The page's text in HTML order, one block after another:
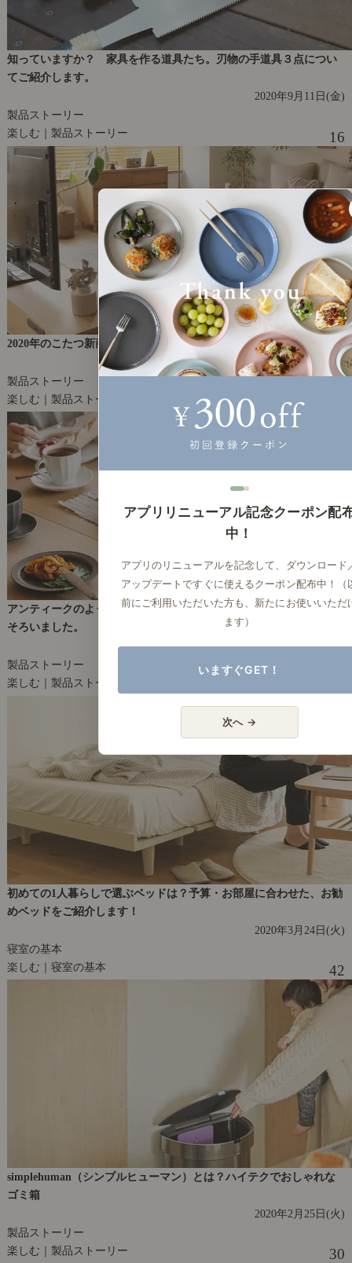
知っていますか？ 家具を作る道具たち。刃物の手道具３点につい
てご紹介します。
2020年9月11日(金)
製品ストーリー
楽しむ｜製品ストーリー
16
2020年のこたつ新商品を、一足早くご紹介します！
2020年8月28日(金)
製品ストーリー
楽しむ｜製品ストーリー
アンティークのような趣のある食器「エイシェントポタリー」が出
そろいました。
2020年8月25日(火)
製品ストーリー
楽しむ｜製品ストーリー
初めての1人暮らしで選ぶベッドは？予算・お部屋に合わせた、お勧
めベッドをご紹介します！
2020年3月24日(火)
寝室の基本
楽しむ｜寝室の基本
42
simplehuman（シンプルヒューマン）とは？ハイテクでおしゃれな
ゴミ箱
2020年2月25日(火)
製品ストーリー
楽しむ｜製品ストーリー
30
アプリリニューアル記念クーポン配
中！
アプリのリニューアルを記念して、ダウンロード
アップデートですぐに使えるクーポン配布中！（
前にご利用いただいた方も、新たにお使いいただ
ます）
いますぐGET！
次へ →